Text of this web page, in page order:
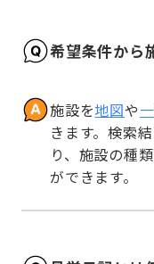
希望条件から
施設を地図や
きます。検索
り、施設の種
ができます。